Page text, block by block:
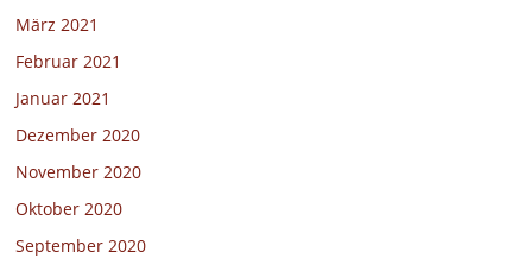
März 2021
Februar 2021
Januar 2021
Dezember 2020
November 2020
Oktober 2020
September 2020